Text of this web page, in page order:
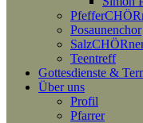
Posaunenchor
Teentreff
Gottesdienste &
Über uns
Profil
Pfarrer